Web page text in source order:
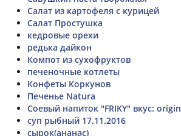
Салат из картофеля с курицей
Салат Простушка
кедровые орехи
редька дайкон
Компот из сухофруктов
печеночные котлеты
Конфеты Коркунов
Печенье Natura
Соевый напиток "FRIKY" вкус:
суп рыбный 17.11.2016
сырок(ананас)